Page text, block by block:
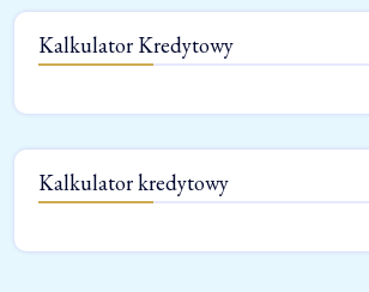
Kalkulator Kredytowy
Kalkulator kredytowy